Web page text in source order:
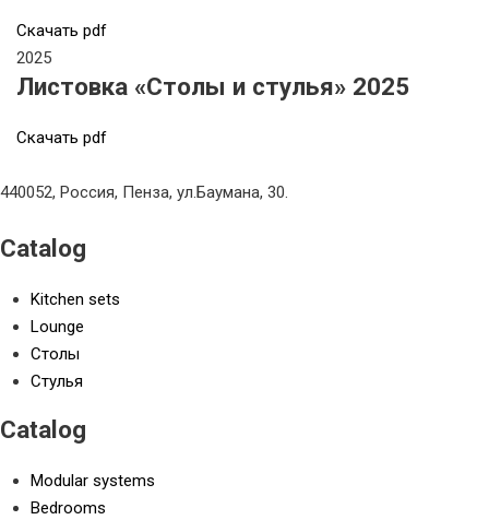
Cкачать pdf
2025
Листовка «Столы и стулья» 2025
Cкачать pdf
440052, Россия, Пенза, ул.Баумана, 30.
Catalog
Kitchen sets
Lounge
Столы
Стулья
Catalog
Modular systems
Bedrooms